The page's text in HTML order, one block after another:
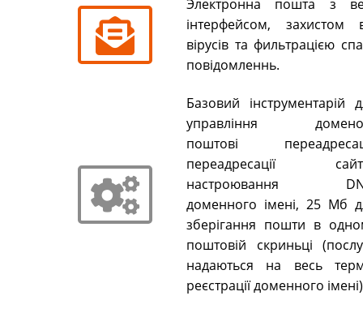
Электронна пошта з
інтерфейсом, захистом
вірусів та фильтрацією
повідомленнь.
Базовий інструментарій
управління
поштові
переадресації
настроювання
доменного імені, 25 Мб
зберігання пошти в
поштовій скриньці
надаються на весь
реєстрації доменного